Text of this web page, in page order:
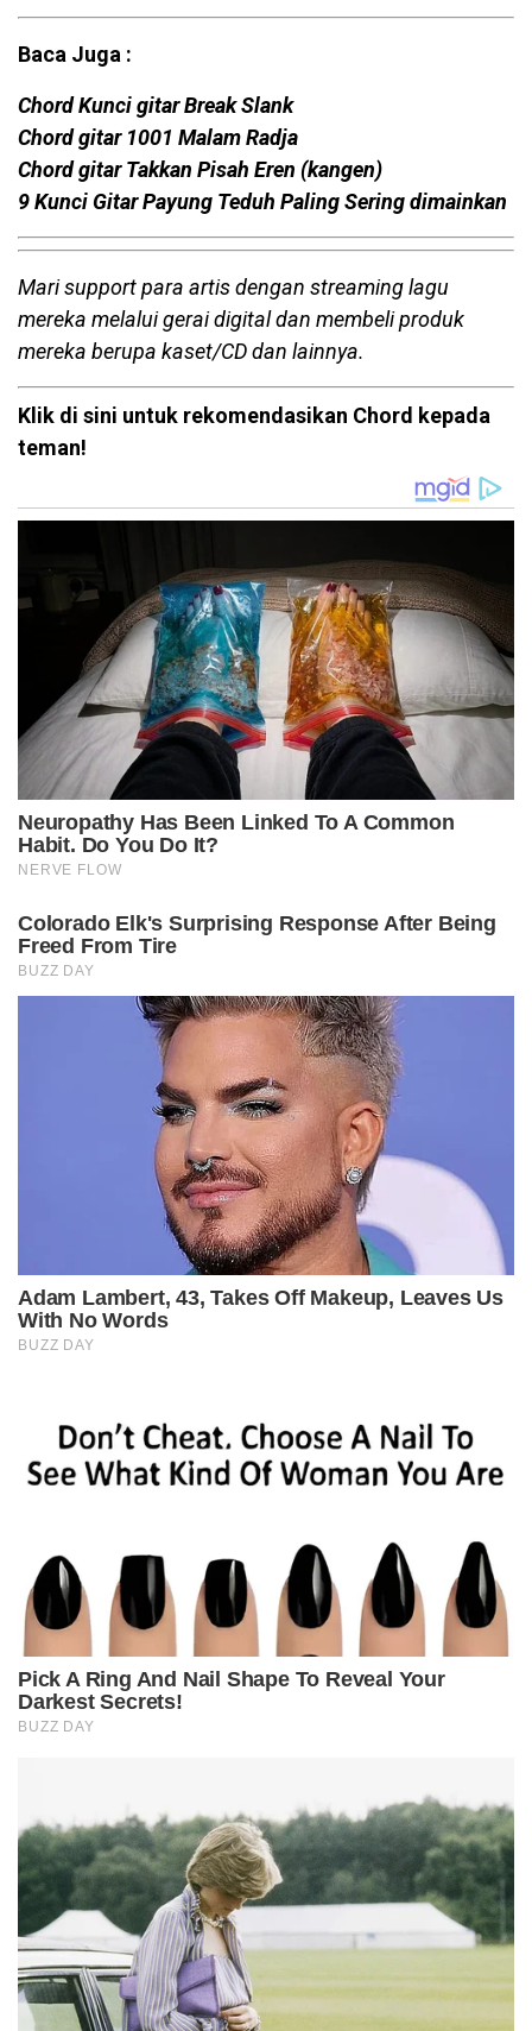
Baca Juga :
Chord Kunci gitar Break Slank
Chord gitar 1001 Malam Radja
Chord gitar Takkan Pisah Eren (kangen)
9 Kunci Gitar Payung Teduh Paling Sering dimainkan
Mari support para artis dengan streaming lagu
mereka melalui gerai digital dan membeli produk
mereka berupa kaset/CD dan lainnya.
Klik di sini untuk rekomendasikan Chord kepada
teman!